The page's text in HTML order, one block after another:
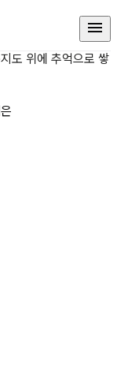
식 치료
도 위에 추억으로 쌓